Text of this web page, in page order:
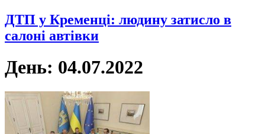
ДТП у Кременці: людину затисло в
салоні автівки
День: 04.07.2022